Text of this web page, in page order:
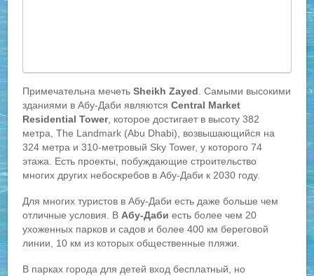
Примечательна мечетьSheikh Zayed. Самыми высокими
зданиями в Абу-Даби являютсяCentral Market
Residential Tower, которое достигает в высоту 382
метра, The Landmark (Abu Dhabi), возвышающийся на
324 метра и 310-метровый Sky Tower, у которого 74
этажа. Есть проекты, побуждающие строительство
многих других небоскребов в Абу-Даби к 2030 году.
Для многих туристов в Абу-Даби есть даже больше чем
отличные условия. В Абу-Даби есть более чем 20
ухоженных парков и садов и более 400 км береговой
линии, 10 км из которых общественные пляжи.
В парках города для детей вход бесплатный, но